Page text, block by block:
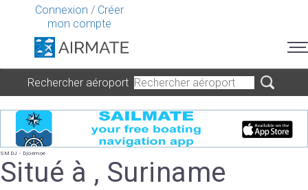
Connexion / Créer
mon compte
Rechercher aéroport
SMDJ - Djoemoe
Situé à , Suriname